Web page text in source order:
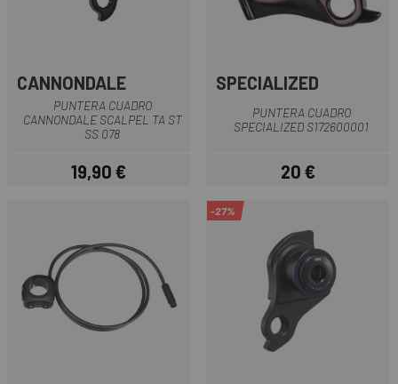
CANNONDALE
PUNTERA CUADRO
CANNONDALE SCALPEL TA ST
SS 078
Precio
19,90 €
SPECIALIZED
PUNTERA CUADRO
SPECIALIZED S172600001
Precio
20 €
-27%